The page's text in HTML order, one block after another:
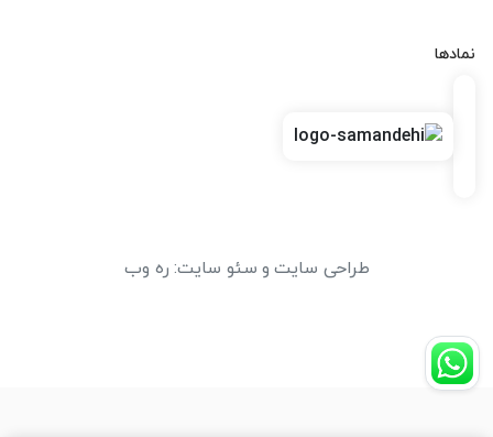
نمادها
طراحی سایت و سئو سایت: ره وب